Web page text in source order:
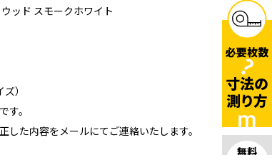
ッド スモークホワイト
）
す。
した内容をメールにてご連絡いたします。